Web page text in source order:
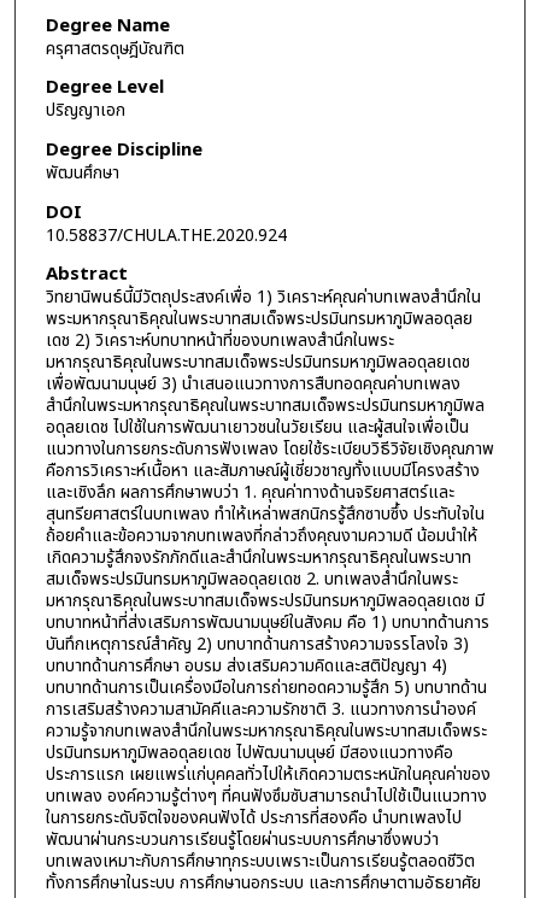
Degree Name
ครุศาสตรดุษฎีบัณฑิต
Degree Level
ปริญญาเอก
Degree Discipline
พัฒนศึกษา
DOI
10.58837/CHULA.THE.2020.924
Abstract
วิทยานิพนธ์นี้มีวัตถุประสงค์เพื่อ 1) วิเคราะห์คุณค่าบทเพลงสำนึกใน
พระมหากรุณาธิคุณในพระบาทสมเด็จพระปรมินทรมหาภูมิพลอดุลย
เดช 2) วิเคราะห์บทบาทหน้าที่ของบทเพลงสำนึกในพระ
มหากรุณาธิคุณในพระบาทสมเด็จพระปรมินทรมหาภูมิพลอดุลยเดช
เพื่อพัฒนามนุษย์ 3) นำเสนอแนวทางการสืบทอดคุณค่าบทเพลง
สำนึกในพระมหากรุณาธิคุณในพระบาทสมเด็จพระปรมินทรมหาภูมิพล
อดุลยเดช ไปใช้ในการพัฒนาเยาวชนในวัยเรียน และผู้สนใจเพื่อเป็น
แนวทางในการยกระดับการฟังเพลง โดยใช้ระเบียบวิธีวิจัยเชิงคุณภาพ
คือการวิเคราะห์เนื้อหา และสัมภาษณ์ผู้เชี่ยวชาญทั้งแบบมีโครงสร้าง
และเชิงลึก ผลการศึกษาพบว่า 1. คุณค่าทางด้านจริยศาสตร์และ
สุนทรียศาสตร์ในบทเพลง ทำให้เหล่าพสกนิกรรู้สึกซาบซึ้ง ประทับใจใน
ถ้อยคำและข้อความจากบทเพลงที่กล่าวถึงคุณงามความดี น้อมนำให้
เกิดความรู้สึกจงรักภักดีและสำนึกในพระมหากรุณาธิคุณในพระบาท
สมเด็จพระปรมินทรมหาภูมิพลอดุลยเดช 2. บทเพลงสำนึกในพระ
มหากรุณาธิคุณในพระบาทสมเด็จพระปรมินทรมหาภูมิพลอดุลยเดช มี
บทบาทหน้าที่ส่งเสริมการพัฒนามนุษย์ในสังคม คือ 1) บทบาทด้านการ
บันทึกเหตุการณ์สำคัญ 2) บทบาทด้านการสร้างความจรรโลงใจ 3)
บทบาทด้านการศึกษา อบรม ส่งเสริมความคิดและสติปัญญา 4)
บทบาทด้านการเป็นเครื่องมือในการถ่ายทอดความรู้สึก 5) บทบาทด้าน
การเสริมสร้างความสามัคคีและความรักชาติ 3. แนวทางการนำองค์
ความรู้จากบทเพลงสำนึกในพระมหากรุณาธิคุณในพระบาทสมเด็จพระ
ปรมินทรมหาภูมิพลอดุลยเดช ไปพัฒนามนุษย์ มีสองแนวทางคือ
ประการแรก เผยแพร่แก่บุคคลทั่วไปให้เกิดความตระหนักในคุณค่าของ
บทเพลง องค์ความรู้ต่างๆ ที่คนฟังซึมซับสามารถนำไปใช้เป็นแนวทาง
ในการยกระดับจิตใจของคนฟังได้ ประการที่สองคือ นำบทเพลงไป
พัฒนาผ่านกระบวนการเรียนรู้โดยผ่านระบบการศึกษาซึ่งพบว่า
บทเพลงเหมาะกับการศึกษาทุกระบบเพราะเป็นการเรียนรู้ตลอดชีวิต
ทั้งการศึกษาในระบบ การศึกษานอกระบบ และการศึกษาตามอัธยาศัย